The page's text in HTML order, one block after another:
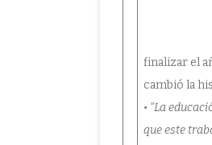
finalizar el
cambió la
• “La
que este